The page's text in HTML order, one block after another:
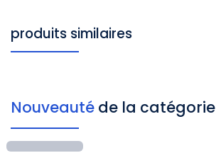
produits similaires
Nouveauté de la catégorie